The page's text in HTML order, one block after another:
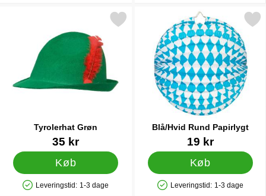
Tyrolerhat Grøn
Varenr 1313835 kr
Køb
Produkttilgængelighed: På lager
Leveringstid: 1-3 dage
Markér tyrolerhat Grøn som favorit
Blå/Hvid Rund Papirlygt
Varenr 4372519 kr
Køb
Produkttilgængelighed: På lager
Leveringstid: 1-3 dage
Markér blå/Hvid Rund